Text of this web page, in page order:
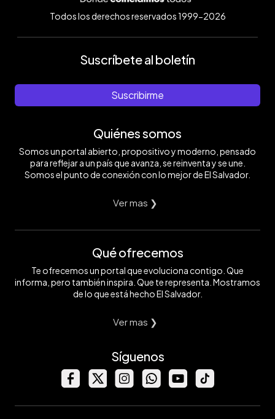
Todos los derechos reservados 1999-2026
Suscríbete al boletín
Suscribirme
Quiénes somos
Somos un portal abierto, propositivo y moderno, pensado
para reflejar a un país que avanza, se reinventa y se une.
Somos el punto de conexión con lo mejor de El Salvador.
Ver mas ❯
Qué ofrecemos
Te ofrecemos un portal que evoluciona contigo. Que
informa, pero también inspira. Que te representa. Mostramos
de lo que está hecho El Salvador.
Ver mas ❯
Síguenos